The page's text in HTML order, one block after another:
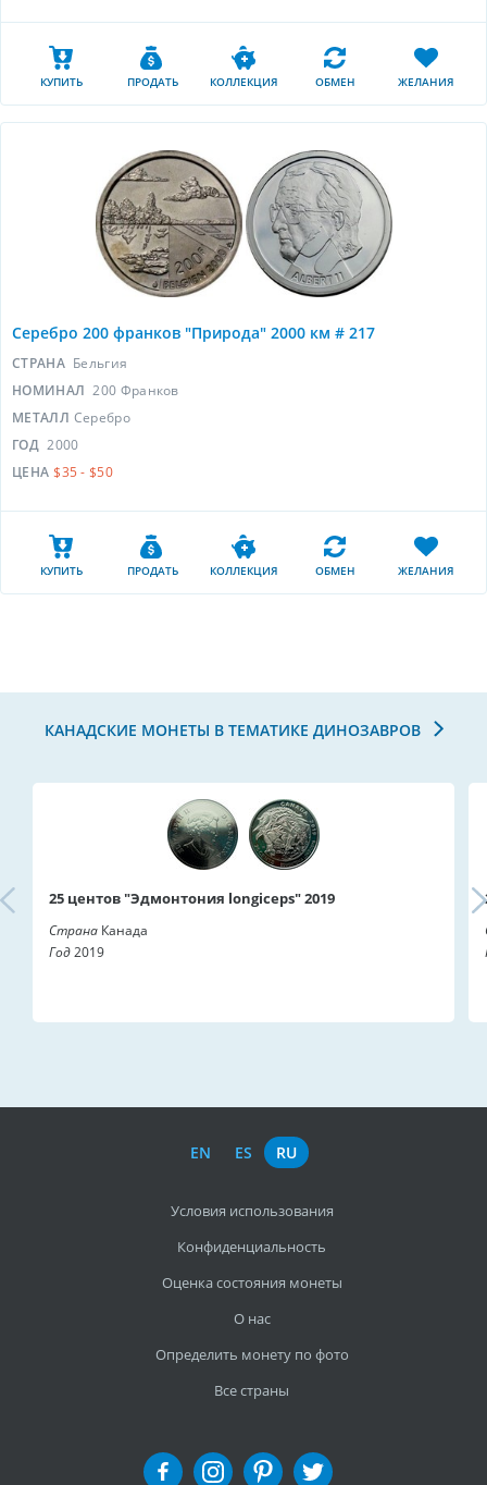
КУПИТЬ ПРОДАТЬ КОЛЛЕКЦИЯ ОБМЕН ЖЕЛАНИЯ
Серебро 200 франков "Природа" 2000 км # 217
СТРАНА Бельгия
НОМИНАЛ 200 Франков
МЕТАЛЛ Серебро
ГОД 2000
ЦЕНА $35 - $50
КУПИТЬ ПРОДАТЬ КОЛЛЕКЦИЯ ОБМЕН ЖЕЛАНИЯ
КАНАДСКИЕ МОНЕТЫ В ТЕМАТИКЕ ДИНОЗАВРОВ
25 центов "Эдмонтония longiceps" 2019
Страна Канада
Год2019
EN ES RU
Условия использования
Конфиденциальность
Оценка состояния монеты
О нас
Определить монету по фото
Все страны